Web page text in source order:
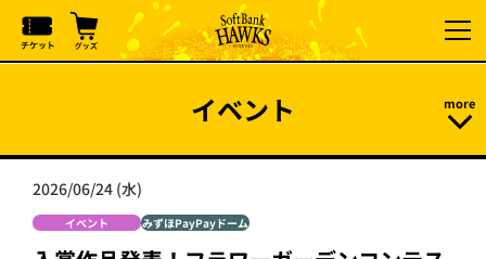
イベント
2026/06/24 (水)
イベント みずほPayPayドーム